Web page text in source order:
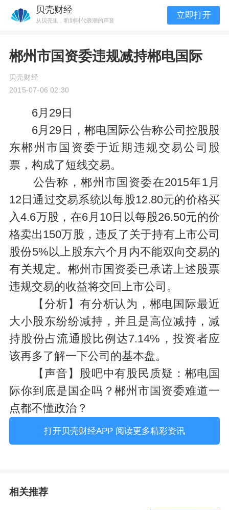
贝壳财经
从贝壳里，听到时代浪潮的声音
立即打开
郴州市国资委违规减持郴电国际
贝壳财经
2015-07-06 02:30
6月29日
6月29日，郴电国际公告称公司控股股
东郴州市国资委于近期违规交易公司股
票，构成了短线交易。
公告称，郴州市国资委在2015年1月
12日通过交易系统以每股12.80元的价格买
入4.6万股，在6月10日以每股26.50元的价
格卖出150万股，违反了关于持有上市公司
股份5%以上股东六个月内不能双向交易的
有关规定。郴州市国资委已承诺上述股票
违规交易的收益将交回上市公司。
【分析】有分析认为，郴电国际最近
大小股东纷纷减持，并且是高位减持，减
持股份占流通股比例达7.14%，投资者应
该再多了解一下公司的基本盘。
【声音】股吧中有股民质疑：郴电国
际你到底是国企吗？郴州市国资委难道一
点都不懂政治？
打开贝壳财经APP 阅读更多精彩资讯
相关推荐